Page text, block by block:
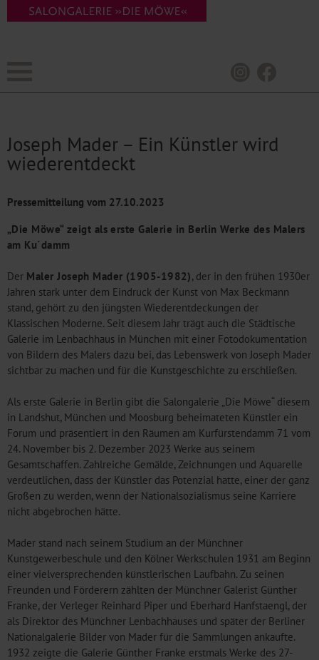
Joseph Mader – Ein Künstler wird
wiederentdeckt
Pressemitteilung vom 27.10.2023
„Die Möwe“ zeigt als erste Galerie in Berlin Werke des Malers
am Ku´damm
Der Maler Joseph Mader (1905-1982), der in den frühen 1930er
Jahren stark unter dem Eindruck der Kunst von Max Beckmann
stand, gehört zu den jüngsten Wiederentdeckungen der
Klassischen Moderne. Seit diesem Jahr trägt auch die Städtische
Galerie im Lenbachhaus in München mit einer Fotodokumentation
von Bildern des Malers dazu bei, das Lebenswerk von Joseph Mader
sichtbar zu machen und für die Kunstgeschichte zu erschließen.
Als erste Galerie in Berlin gibt die Salongalerie „Die Möwe“ diesem
in Landshut, München und Moosburg beheimateten Künstler ein
Forum und präsentiert in den Räumen am Kurfürstendamm 71 vom
24. November bis 2. Dezember 2023 Werke aus seinem
Gesamtschaffen. Zahlreiche Gemälde, Zeichnungen und Aquarelle
verdeutlichen, dass der Künstler das Potenzial hatte, einer der ganz
Großen zu werden, wenn der Nationalsozialismus seine Karriere
nicht abgebrochen hätte.
Mader stand nach seinem Studium an der Münchner
Kunstgewerbeschule und den Kölner Werkschulen 1931 am Beginn
einer vielversprechenden künstlerischen Laufbahn. Zu seinen
Freunden und Förderern zählten der Münchner Galerist Günther
Franke, der Verleger Reinhard Piper und Eberhard Hanfstaengl, der
als Direktor des Münchner Lenbachhauses und später der Berliner
Nationalgalerie Bilder von Mader für die Sammlungen ankaufte.
1932 zeigte die Galerie Günther Franke erstmals Werke des 27-